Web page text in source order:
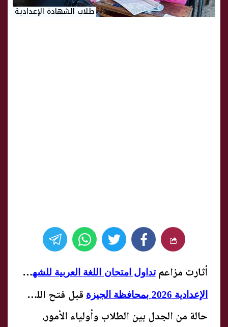
طلاب الشهادة الإعدادية
أثارت مزاعمتداول امتحان اللغة العربية للشهادة
الإعدادية 2026 بمحافظة الجيزة
قبل فتح اللجان
حالة من الجدل بين الطلاب وأولياء الأمور.